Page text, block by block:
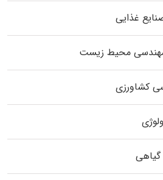
غذایی
مهندسی محیط زیست
کشاورزی
گیاهی